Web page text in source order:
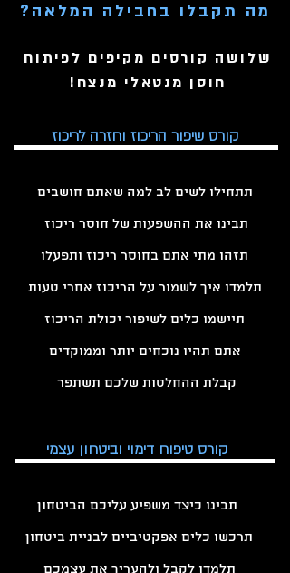
מה תקבלו בחבילה המלאה?
שלושה קורסים מקיפים לפיתוח
חוסן מנטאלי מנצח!
קורס שיפור הריכוז וחזרה לריכוז
תתחילו לשים לב למה שאתם חושבים
תבינו את ההשפעות של חוסר ריכוז
תזהו מתי אתם בחוסר ריכוז ותפעלו
תלמדו איך לשמור על הריכוז אחרי טעות
תיישמו כלים לשיפור יכולת הריכוז
אתם תהיו נוכחים יותר וממוקדים
קבלת ההחלטות שלכם תשתפר
קורס טיפוח דימוי וביטחון עצמי
תבינו כיצד משפיע עליכם הביטחון
תרכשו כלים אפקטיביים לבניית ביטחון
תלמדו לקבל ולהעריך את עצמכם